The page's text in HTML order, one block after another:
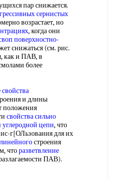
пар снижается.
сернистых
возрастает, но
, когда они
поверхностно-
снижаться (см. рис.
как и ПАВ, в
более
и длины
положения
свойства сильно
углеродной цепи, что
г[ОЛьзования для их
строения
чторазветвление
ПАВ).